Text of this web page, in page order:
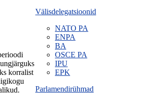
Välisdelegatsioonid
NATO PA
ENPA
BA
OSCE PA
IPU
EPK
Parlamendirühmad
korralist